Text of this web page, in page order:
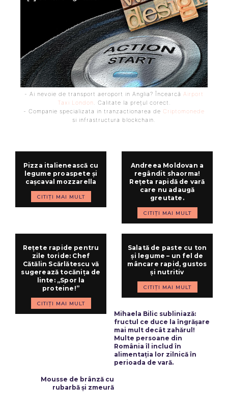
- Ai nevoie de transport aeroport in Anglia? Încearcă Airport
Taxi London . Calitate la prețul corect.
- Companie specializata in tranzactionarea de Criptomonede
si infrastructura blockchain.
Pizza italienească cu
legume proaspete și
cașcaval mozzarella
CITIȚI MAI MULT
Andreea Moldovan a
regândit shaorma!
Rețeta rapidă de vară
care nu adaugă
greutate.
CITIȚI MAI MULT
Rețete rapide pentru
zile toride: Chef
Cătălin Scărlătescu vă
sugerează tocănița de
linte: „Spor la
proteine!”
CITIȚI MAI MULT
Salată de paste cu ton
și legume – un fel de
mâncare rapid, gustos
și nutritiv
CITIȚI MAI MULT
Mihaela Bilic subliniază:
fructul ce duce la îngrășare
mai mult decât zahărul!
Multe persoane din
România îl includ în
alimentația lor zilnică în
perioada de vară.
Mousse de brânză cu
rubarbă și zmeură